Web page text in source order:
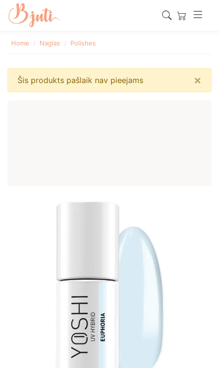
Home Naglas Polishes
Šis produkts pašlaik nav pieejams ×